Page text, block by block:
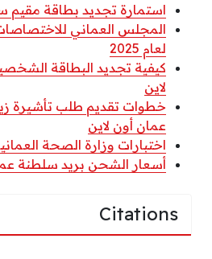
استمارة تجديد بطاقة مقيم
المجلس العماني
لعام 2025
كيفية تجديد البطاقة
لاين
خطوات تقديم طلب تأشيرة
عمان أون لاين
اختبارات وزارة الصحة
أسعار الشحن بريد سلطنة عمان
Citations